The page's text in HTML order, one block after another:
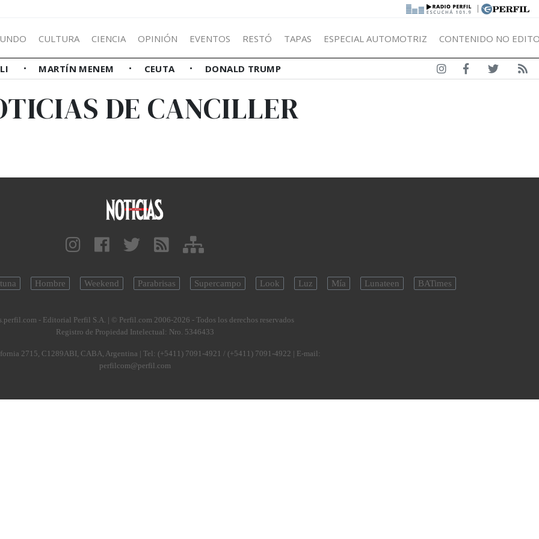
|
CULTURA CIENCIA OPINIÓN EVENTOS RESTÓ TAPAS ESPECIAL AUTOMOTRIZ CONTENIDO NO
MARTÍN MENEM CEUTA DONALD TRUMP
DE CANCILLER
Hombre Weekend Parabrisas Supercampo Look Luz Mía Lunateen BATimes
- Editorial Perfil S.A. | © Perfil.com 2006-2026 - Todos los derechos reservados
Registro de Propiedad Intelectual: Nro. 5346433
2715, C1289ABI, CABA, Argentina | Tel: (+5411) 7091-4921 / (+5411) 7091-4922 | E-mail:
perfilcom@perfil.com